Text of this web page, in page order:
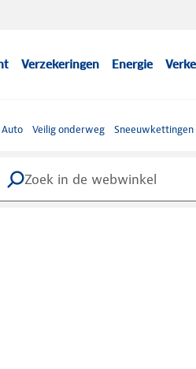
Verzekeringen Energie
Auto Veilig onderweg Sneeuwkettingen